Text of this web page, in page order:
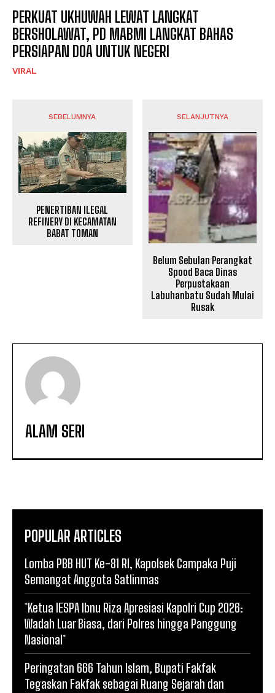
PERKUAT UKHUWAH LEWAT LANGKAT
BERSHOLAWAT, PD MABMI LANGKAT BAHAS
PERSIAPAN DOA UNTUK NEGERI
VIRAL
SEBELUMNYA
PENERTIBAN ILEGAL
REFINERY DI KECAMATAN
BABAT TOMAN
SELANJUTNYA
Belum Sebulan Perangkat
Spood Baca Dinas
Perpustakaan
Labuhanbatu Sudah Mulai
Rusak
ALAM SERI
POPULAR ARTICLES
Lomba PBB HUT Ke-81 RI, Kapolsek Campaka Puji
Semangat Anggota Satlinmas
*Ketua IESPA Ibnu Riza Apresiasi Kapolri Cup 2026:
Wadah Luar Biasa, dari Polres hingga Panggung
Nasional*
Peringatan 666 Tahun Islam, Bupati Fakfak
Tegaskan Fakfak sebagai Ruang Sejarah dan